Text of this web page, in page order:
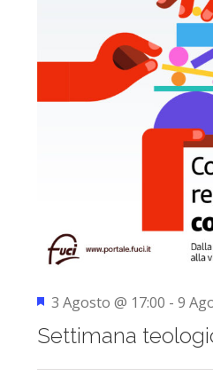
Segnalati
3 Agosto @ 17:00 - 9
Settimana